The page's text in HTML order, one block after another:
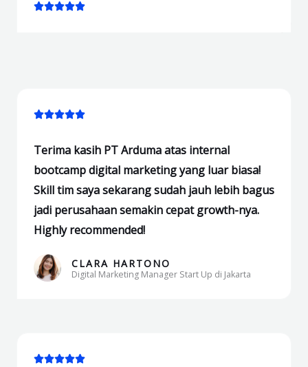
Rated
Rated
out
of
5
Terima kasih PT Arduma atas internal
bootcamp digital marketing yang luar biasa!
Skill tim saya sekarang sudah jauh lebih bagus
jadi perusahaan semakin cepat growth-nya.
Highly recommended!
CLARA HARTONO
Digital Marketing Manager Start Up di Jakarta
Rated